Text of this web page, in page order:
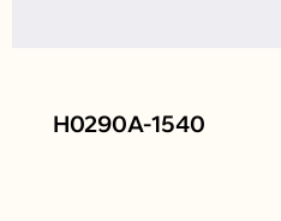
H0290A-1540